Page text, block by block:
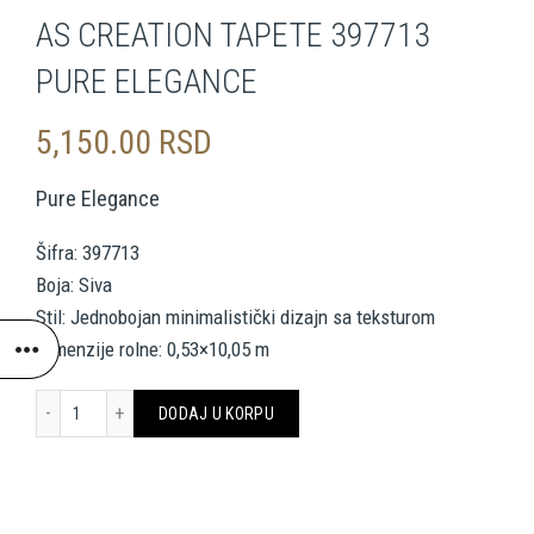
AS CREATION TAPETE 397713
PURE ELEGANCE
5,150.00 RSD
Pure Elegance
Šifra: 397713
Boja: Siva
Stil: Jednobojan minimalistički dizajn sa teksturom
Dimenzije rolne: 0,53×10,05 m
DODAJ U KORPU